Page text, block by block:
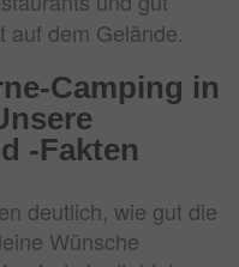
auf dem Gelände.
Camping in
-Fakten
deutlich, wie gut die
Wünsche